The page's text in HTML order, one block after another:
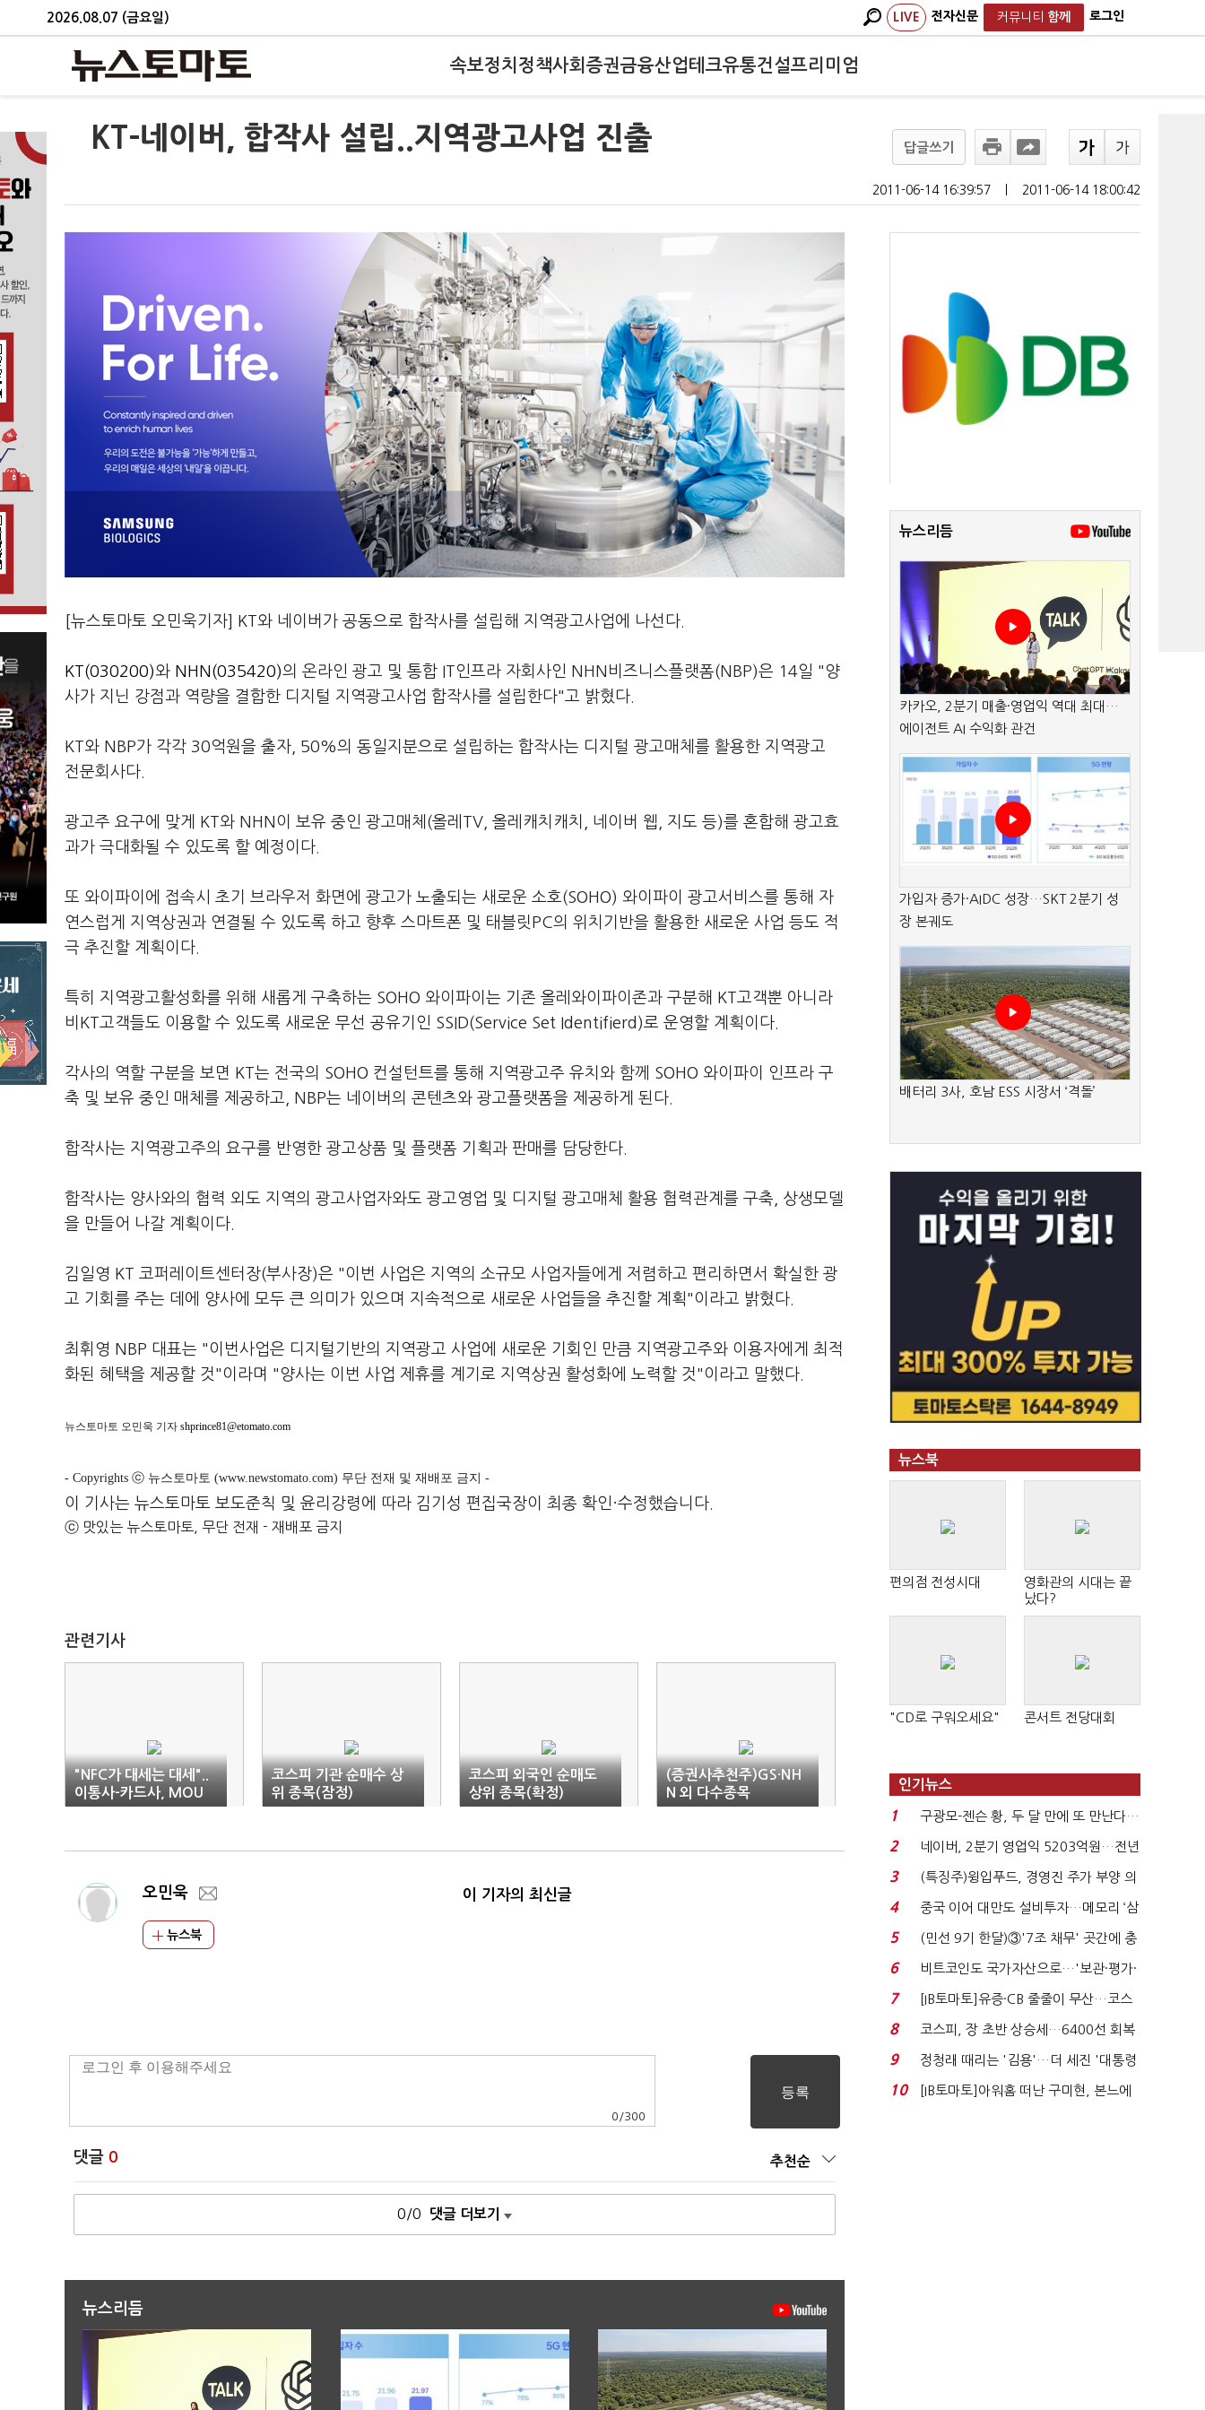
2026.08.07 (금요일) LIVE 전자신문 커뮤니티 함께 로그인
속보정치 정책사회 증권금융산업테크유통건설프리미엄
KT-네이버, 합작사 설립..지역광고사업 진출 답글쓰기
2011-06-14 16:39:57 2011-06-14 18:00:42
[뉴스토마토 오민욱기자] KT와 네이버가 공동으로 합작사를 설립해 지역광고사업에 나선다.
KT(030200)와 NHN(035420)의 온라인 광고 및 통합 IT인프라 자회사인 NHN비즈니스플랫폼(NBP)은 14일 "양
사가 지닌 강점과 역량을 결합한 디지털 지역광고사업 합작사를 설립한다"고 밝혔다.
KT와 NBP가 각각 30억원을 출자, 50%의 동일지분으로 설립하는 합작사는 디지털 광고매체를 활용한 지역광고
전문회사다.
광고주 요구에 맞게 KT와 NHN이 보유 중인 광고매체(올레TV, 올레캐치캐치, 네이버 웹, 지도 등)를 혼합해 광고효
과가 극대화될 수 있도록 할 예정이다.
또 와이파이에 접속시 초기 브라우저 화면에 광고가 노출되는 새로운 소호(SOHO) 와이파이 광고서비스를 통해 자
연스럽게 지역상권과 연결될 수 있도록 하고 향후 스마트폰 및 태블릿PC의 위치기반을 활용한 새로운 사업 등도 적
극 추진할 계획이다.
특히 지역광고활성화를 위해 새롭게 구축하는 SOHO 와이파이는 기존 올레와이파이존과 구분해 KT고객뿐 아니라
비KT고객들도 이용할 수 있도록 새로운 무선 공유기인 SSID(Service Set Identifierd)로 운영할 계획이다.
각사의 역할 구분을 보면 KT는 전국의 SOHO 컨설턴트를 통해 지역광고주 유치와 함께 SOHO 와이파이 인프라 구
축 및 보유 중인 매체를 제공하고, NBP는 네이버의 콘텐츠와 광고플랫폼을 제공하게 된다.
합작사는 지역광고주의 요구를 반영한 광고상품 및 플랫폼 기획과 판매를 담당한다.
합작사는 양사와의 협력 외도 지역의 광고사업자와도 광고영업 및 디지털 광고매체 활용 협력관계를 구축, 상생모델
을 만들어 나갈 계획이다.
김일영 KT 코퍼레이트센터장(부사장)은 "이번 사업은 지역의 소규모 사업자들에게 저렴하고 편리하면서 확실한 광
고 기회를 주는 데에 양사에 모두 큰 의미가 있으며 지속적으로 새로운 사업들을 추진할 계획"이라고 밝혔다.
최휘영 NBP 대표는 "이번사업은 디지털기반의 지역광고 사업에 새로운 기회인 만큼 지역광고주와 이용자에게 최적
화된 혜택을 제공할 것"이라며 "양사는 이번 사업 제휴를 계기로 지역상권 활성화에 노력할 것"이라고 말했다.
뉴스토마토 오민욱 기자 shprince81@etomato.com
- Copyrights ⓒ 뉴스토마토 (www.newstomato.com) 무단 전재 및 재배포 금지 -
이 기사는 뉴스토마토 보도준칙 및 윤리강령에 따라 김기성 편집국장이 최종 확인·수정했습니다.
ⓒ 맛있는 뉴스토마토, 무단 전재 - 재배포 금지
관련기사
"NFC가 대세는 대세"..
이통사-카드사, MOU
체결
코스피 기관 순매수 상
위 종목(잠정)
코스피 외국인 순매도
상위 종목(확정)
(증권사추천주)GS·NH
N 외 다수종목
오민욱
뉴스북
이 기자의 최신글
0 /300
댓글 0 추천순
0/0 댓글 더보기
뉴스리듬
뉴스리듬
카카오, 2분기 매출·영업익 역대 최대…
에이전트 AI 수익화 관건
가입자 증가·AIDC 성장…SKT 2분기 성
장 본궤도
배터리 3사, 호남 ESS 시장서 ‘격돌’
뉴스북
편의점 전성시대
영화관의 시대는 끝
났다?
"CD로 구워오세요" 콘서트 전당대회
인기뉴스
1
구광모-젠슨 황, 두 달 만에 또 만난다…
로봇·AI 등 논...
2
네이버, 2분기 영업익 5203억원…전년
비 0.2% 감소...
3
(특징주)윙입푸드, 경영진 주가 부양 의
지에 상한가...
4
중국 이어 대만도 설비투자…메모리 ‘삼
국전쟁’
5
(민선 9기 한달)③'7조 채무' 곳간에 충
격…추미애, 20년...
6
비트코인도 국가자산으로…'보관·평가·
처분' 기준은 ...
7
[IB토마토]유증·CB 줄줄이 무산…코스
닥 벌점 급증에 ...
8
코스피, 장 초반 상승세…6400선 회복
시도
9
정청래 때리는 '김용'…더 세진 '대통령
최측근' 입...
10
[IB토마토]아워홈 떠난 구미현, 본느에